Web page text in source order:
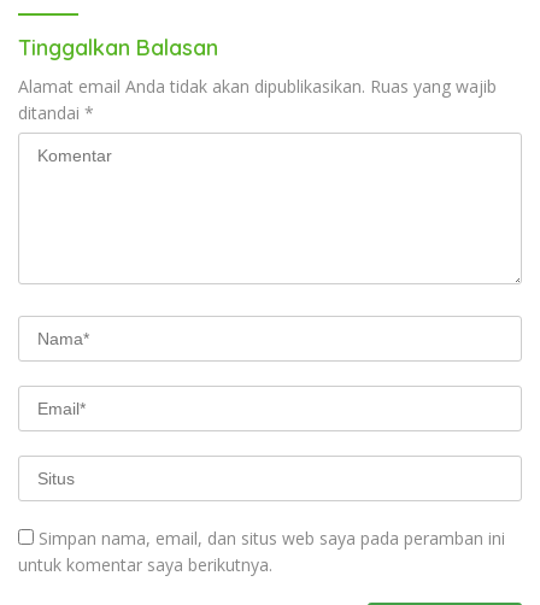
Tinggalkan Balasan
Alamat email Anda tidak akan dipublikasikan. Ruas yang wajib
ditandai *
Simpan nama, email, dan situs web saya pada peramban ini
untuk komentar saya berikutnya.